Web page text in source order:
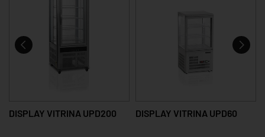
DISPLAY VITRINA UPD200 DISPLAY VITRINA UPD60